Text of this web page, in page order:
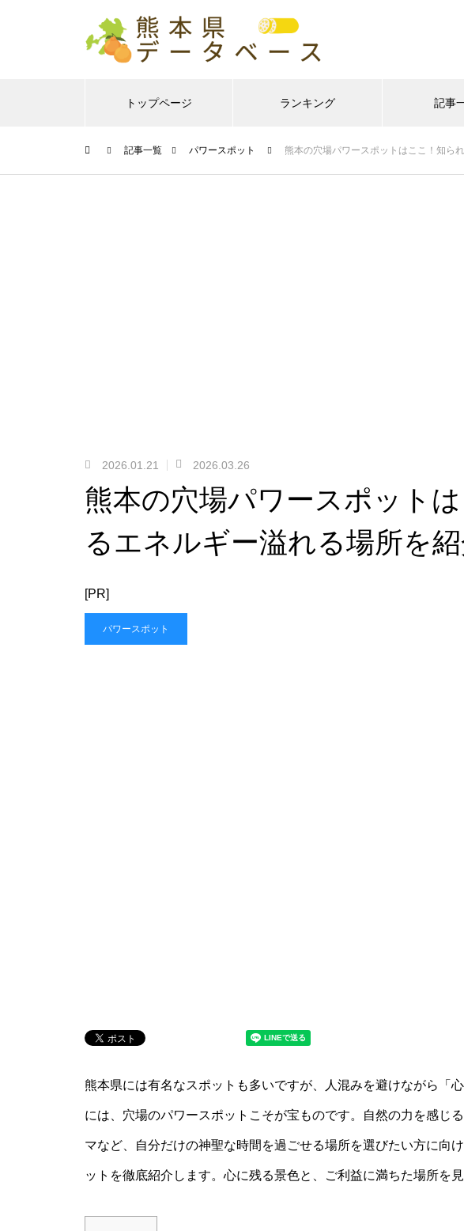
トップページ ランキング 記事
記事一覧 パワースポット 熊本の穴場パワースポットはここ！知ら
2026.01.21 2026.03.26
熊本の穴場パワースポット
るエネルギー溢れる場所を
[PR]
パワースポット
熊本県には有名なスポットも多いですが、人混みを避けながら「
には、穴場のパワースポットこそが宝ものです。自然の力を感じ
マなど、自分だけの神聖な時間を過ごせる場所を選びたい方に向
ットを徹底紹介します。心に残る景色と、ご利益に満ちた場所を見